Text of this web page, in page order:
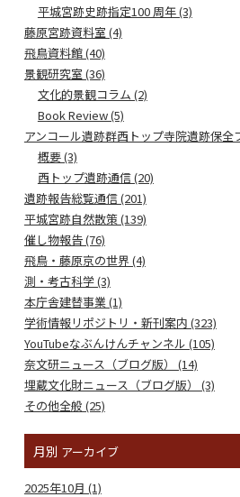
平城宮跡史跡指定100 周年 (3)
藤原宮跡資料室 (4)
飛鳥資料館 (40)
景観研究室 (36)
文化的景観コラム (2)
Book Review (5)
アンコール遺跡群西トップ寺院遺跡保全
概要 (3)
西トップ遺跡通信 (20)
遺跡報告総覧通信 (201)
平城宮跡自然散策 (139)
催し物報告 (76)
飛鳥・藤原京の世界 (4)
測・考古科学 (3)
本庁舎建替事業 (1)
学術情報リポジトリ・新刊案内 (323)
YouTubeなぶんけんチャンネル (105)
奈文研ニュース（ブログ版） (14)
埋蔵文化財ニュース（ブログ版） (3)
その他全般 (25)
月別 アーカイブ
2025年10月 (1)